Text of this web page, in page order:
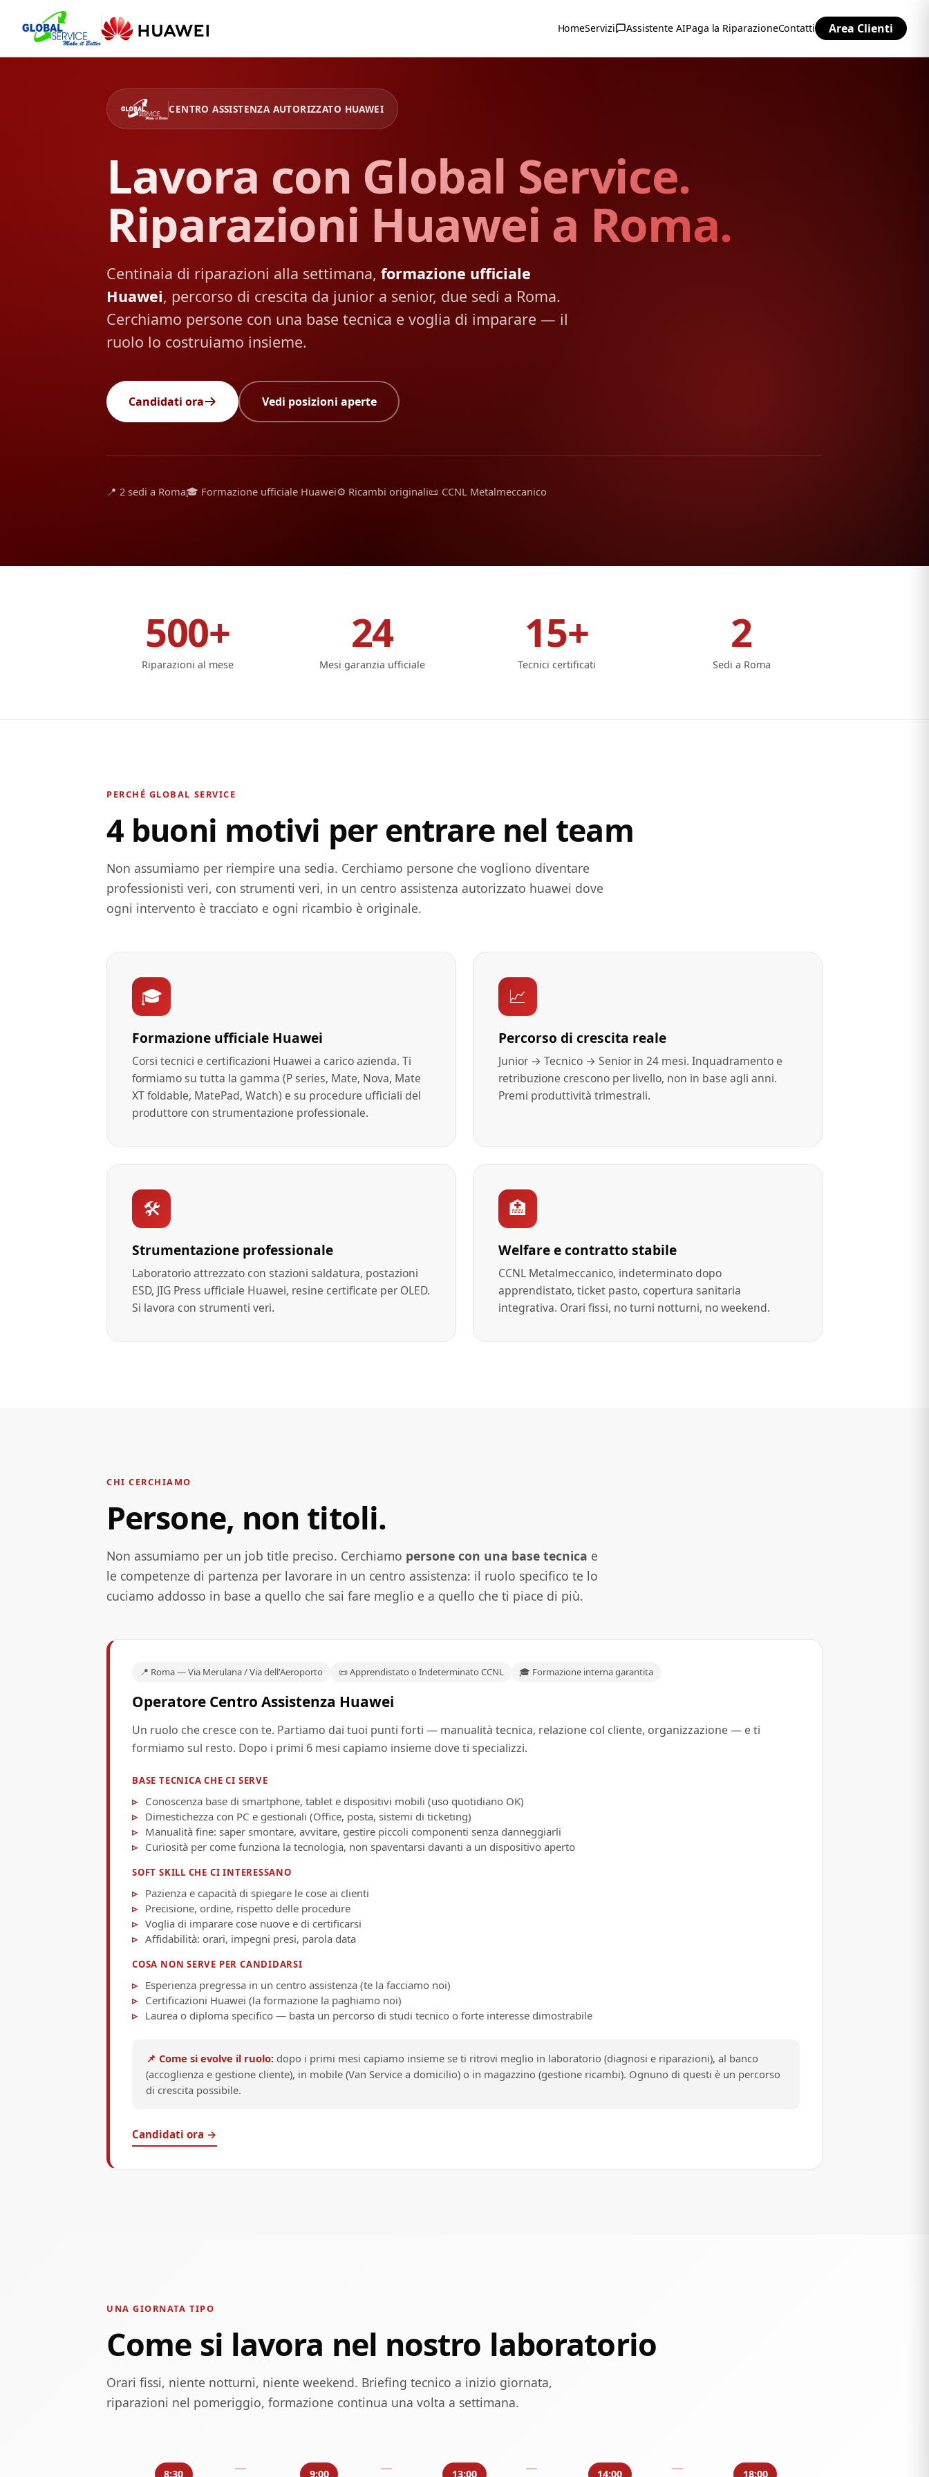
HomeServizi Assistente AIPaga la RiparazioneContatti Area Clienti
CENTRO ASSISTENZA AUTORIZZATO HUAWEI
Lavora con Global Service.
Riparazioni Huawei a Roma.
Centinaia di riparazioni alla settimana, formazione ufficiale
Huawei, percorso di crescita da junior a senior, due sedi a Roma.
Cerchiamo persone con una base tecnica e voglia di imparare — il
ruolo lo costruiamo insieme.
Candidati ora Vedi posizioni aperte
📍 2 sedi a Roma🎓 Formazione ufficiale Huawei⚙️ Ricambi originali📜 CCNL Metalmeccanico
500+
Riparazioni al mese
24
Mesi garanzia ufficiale
15+
Tecnici certificati
2
Sedi a Roma
PERCHÉ GLOBAL SERVICE
4 buoni motivi per entrare nel team
Non assumiamo per riempire una sedia. Cerchiamo persone che vogliono diventare
professionisti veri, con strumenti veri, in un centro assistenza autorizzato huawei dove
ogni intervento è tracciato e ogni ricambio è originale.
🎓
Formazione ufficiale Huawei
Corsi tecnici e certificazioni Huawei a carico azienda. Ti
formiamo su tutta la gamma (P series, Mate, Nova, Mate
XT foldable, MatePad, Watch) e su procedure ufficiali del
produttore con strumentazione professionale.
📈
Percorso di crescita reale
Junior → Tecnico → Senior in 24 mesi. Inquadramento e
retribuzione crescono per livello, non in base agli anni.
Premi produttività trimestrali.
🛠️
Strumentazione professionale
Laboratorio attrezzato con stazioni saldatura, postazioni
ESD, JIG Press ufficiale Huawei, resine certificate per OLED.
Si lavora con strumenti veri.
🏥
Welfare e contratto stabile
CCNL Metalmeccanico, indeterminato dopo
apprendistato, ticket pasto, copertura sanitaria
integrativa. Orari fissi, no turni notturni, no weekend.
CHI CERCHIAMO
Persone, non titoli.
Non assumiamo per un job title preciso. Cerchiamo persone con una base tecnica e
le competenze di partenza per lavorare in un centro assistenza: il ruolo specifico te lo
cuciamo addosso in base a quello che sai fare meglio e a quello che ti piace di più.
📍 Roma — Via Merulana / Via dell'Aeroporto 📜 Apprendistato o Indeterminato CCNL 🎓 Formazione interna garantita
Operatore Centro Assistenza Huawei
Un ruolo che cresce con te. Partiamo dai tuoi punti forti — manualità tecnica, relazione col cliente, organizzazione — e ti
formiamo sul resto. Dopo i primi 6 mesi capiamo insieme dove ti specializzi.
BASE TECNICA CHE CI SERVE
Conoscenza base di smartphone, tablet e dispositivi mobili (uso quotidiano OK)
Dimestichezza con PC e gestionali (Office, posta, sistemi di ticketing)
Manualità fine: saper smontare, avvitare, gestire piccoli componenti senza danneggiarli
Curiosità per come funziona la tecnologia, non spaventarsi davanti a un dispositivo aperto
SOFT SKILL CHE CI INTERESSANO
Pazienza e capacità di spiegare le cose ai clienti
Precisione, ordine, rispetto delle procedure
Voglia di imparare cose nuove e di certificarsi
Affidabilità: orari, impegni presi, parola data
COSA NON SERVE PER CANDIDARSI
Esperienza pregressa in un centro assistenza (te la facciamo noi)
Certificazioni Huawei (la formazione la paghiamo noi)
Laurea o diploma specifico — basta un percorso di studi tecnico o forte interesse dimostrabile
📌 Come si evolve il ruolo: dopo i primi mesi capiamo insieme se ti ritrovi meglio in laboratorio (diagnosi e riparazioni), al banco
(accoglienza e gestione cliente), in mobile (Van Service a domicilio) o in magazzino (gestione ricambi). Ognuno di questi è un percorso
di crescita possibile.
Candidati ora →
UNA GIORNATA TIPO
Come si lavora nel nostro laboratorio
Orari fissi, niente notturni, niente weekend. Briefing tecnico a inizio giornata,
riparazioni nel pomeriggio, formazione continua una volta a settimana.
8:30 9:00 13:00 14:00 18:00